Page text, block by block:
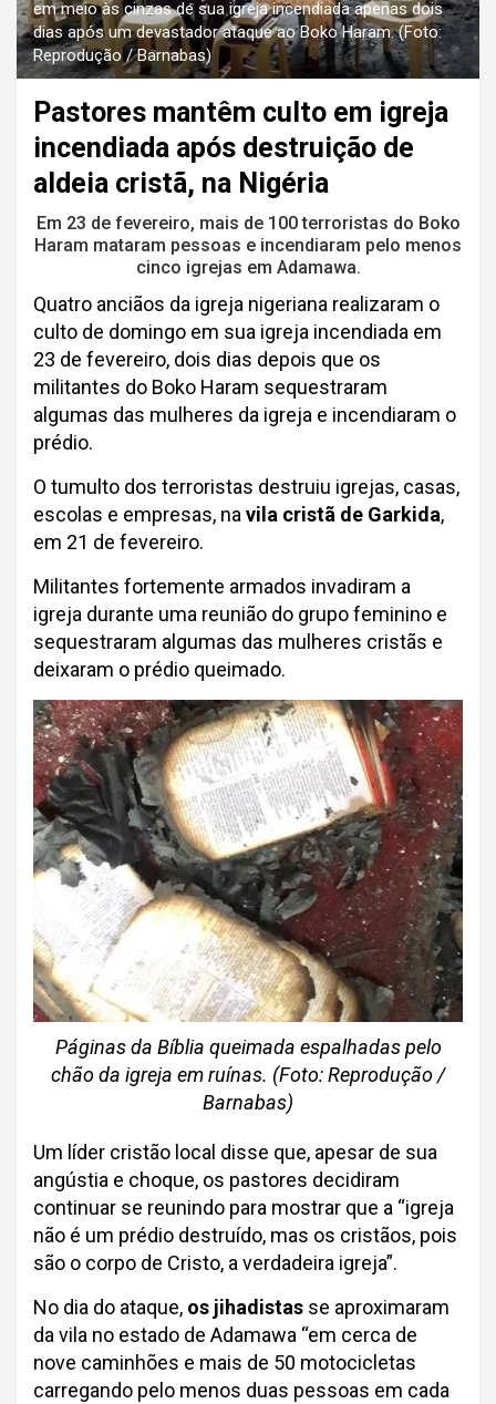
em meio às cinzas de sua igreja incendiada apenas dois
dias após um devastador ataque ao Boko Haram. (Foto:
Reprodução / Barnabas)
Pastores mantêm culto em igreja
incendiada após destruição de
aldeia cristã, na Nigéria
Em 23 de fevereiro, mais de 100 terroristas do Boko
Haram mataram pessoas e incendiaram pelo menos
cinco igrejas em Adamawa.
Quatro anciãos da igreja nigeriana realizaram o
culto de domingo em sua igreja incendiada em
23 de fevereiro, dois dias depois que os
militantes do Boko Haram sequestraram
algumas das mulheres da igreja e incendiaram o
prédio.
O tumulto dos terroristas destruiu igrejas, casas,
escolas e empresas, na vila cristã de Garkida,
em 21 de fevereiro.
Militantes fortemente armados invadiram a
igreja durante uma reunião do grupo feminino e
sequestraram algumas das mulheres cristãs e
deixaram o prédio queimado.
Páginas da Bíblia queimada espalhadas pelo
chão da igreja em ruínas. (Foto: Reprodução /
Barnabas)
Um líder cristão local disse que, apesar de sua
angústia e choque, os pastores decidiram
continuar se reunindo para mostrar que a “igreja
não é um prédio destruído, mas os cristãos, pois
são o corpo de Cristo, a verdadeira igreja”.
No dia do ataque, os jihadistas se aproximaram
da vila no estado de Adamawa “em cerca de
nove caminhões e mais de 50 motocicletas
carregando pelo menos duas pessoas em cada